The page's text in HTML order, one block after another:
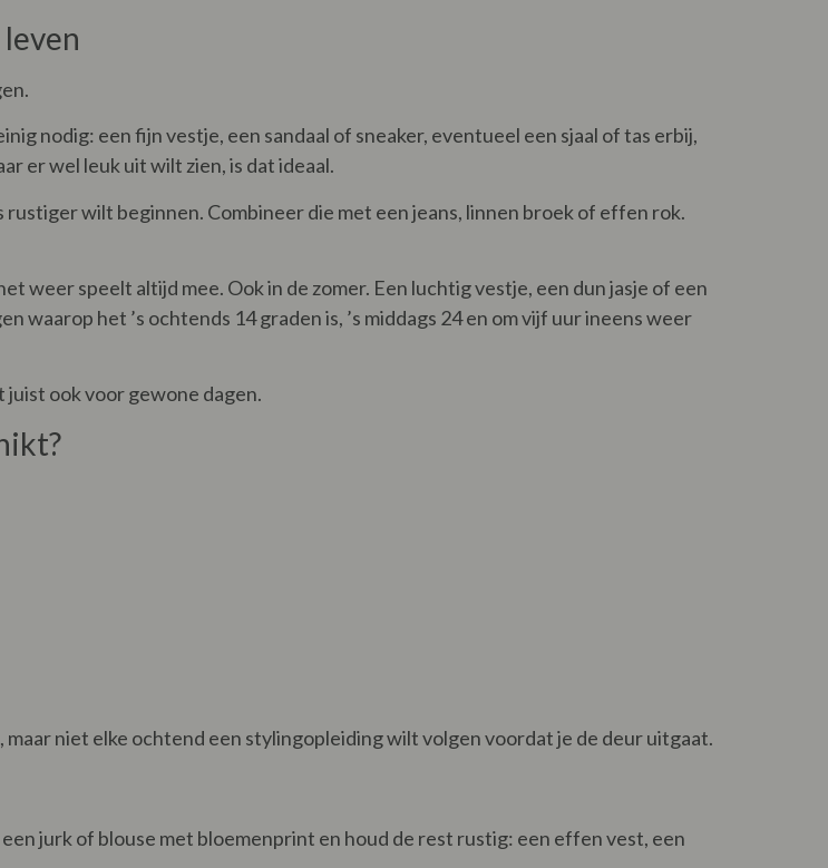
nodig: een fijn vestje, een sandaal of sneaker, eventueel een sjaal of tas erbij,
er wel leuk uit wilt zien, is dat ideaal.
wilt beginnen. Combineer die met een jeans, linnen broek of effen rok.
weer speelt altijd mee. Ook in de zomer. Een luchtig vestje, een dun jasje of een
waarop het ’s ochtends 14 graden is, ’s middags 24 en om vijf uur ineens weer
ook voor gewone dagen.
niet elke ochtend een stylingopleiding wilt volgen voordat je de deur uitgaat.
jurk of blouse met bloemenprint en houd de rest rustig: een effen vest, een